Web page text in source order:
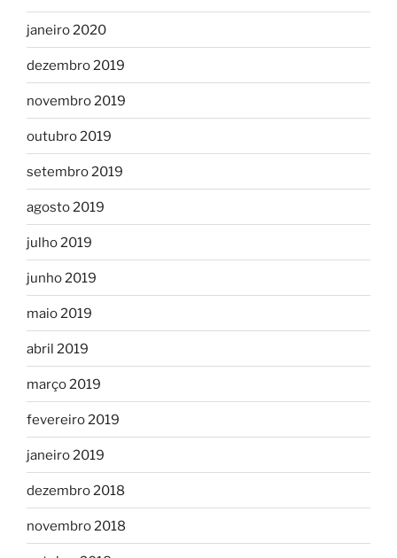
janeiro 2020
dezembro 2019
novembro 2019
outubro 2019
setembro 2019
agosto 2019
julho 2019
junho 2019
maio 2019
abril 2019
março 2019
fevereiro 2019
janeiro 2019
dezembro 2018
novembro 2018